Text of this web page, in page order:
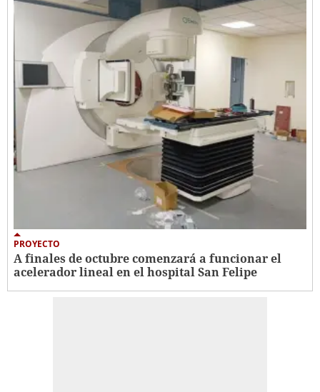
PROYECTO
A finales de octubre comenzará a funcionar el
acelerador lineal en el hospital San Felipe